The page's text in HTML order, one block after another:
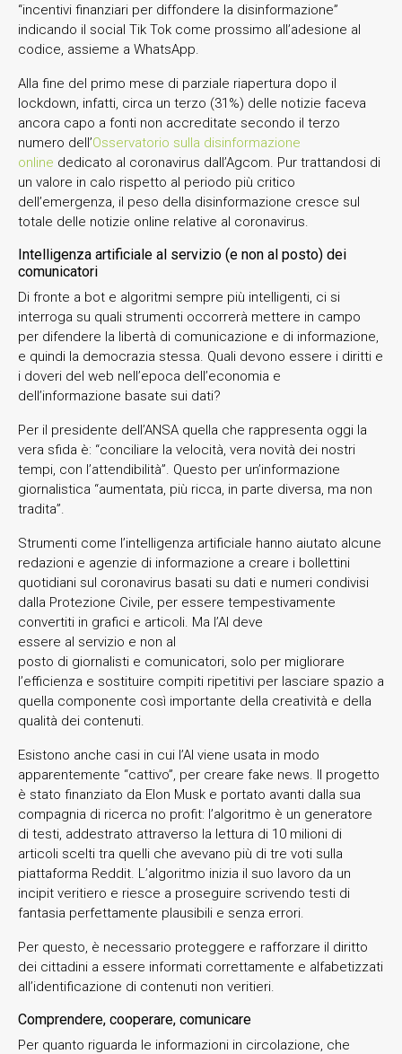
“incentivi finanziari per diffondere la disinformazione”
indicando il social Tik Tok come prossimo all’adesione al
codice, assieme a WhatsApp.
Alla fine del primo mese di parziale riapertura dopo il
lockdown, infatti, circa un terzo (31%) delle notizie faceva
ancora capo a fonti non accreditate secondo il terzo
numero dell’Osservatorio sulla disinformazione
online dedicato al coronavirus dall’Agcom. Pur trattandosi di
un valore in calo rispetto al periodo più critico
dell’emergenza, il peso della disinformazione cresce sul
totale delle notizie online relative al coronavirus.
Intelligenza artificiale al servizio (e non al posto) dei
comunicatori
Di fronte a bot e algoritmi sempre più intelligenti, ci si
interroga su quali strumenti occorrerà mettere in campo
per difendere la libertà di comunicazione e di informazione,
e quindi la democrazia stessa. Quali devono essere i diritti e
i doveri del web nell’epoca dell’economia e
dell’informazione basate sui dati?
Per il presidente dell’ANSA quella che rappresenta oggi la
vera sfida è: “conciliare la velocità, vera novità dei nostri
tempi, con l’attendibilità”. Questo per un’informazione
giornalistica “aumentata, più ricca, in parte diversa, ma non
tradita”.
Strumenti come l’intelligenza artificiale hanno aiutato alcune
redazioni e agenzie di informazione a creare i bollettini
quotidiani sul coronavirus basati su dati e numeri condivisi
dalla Protezione Civile, per essere tempestivamente
convertiti in grafici e articoli. Ma l’AI deve
essere al servizio e non al
posto di giornalisti e comunicatori, solo per migliorare
l’efficienza e sostituire compiti ripetitivi per lasciare spazio a
quella componente così importante della creatività e della
qualità dei contenuti.
Esistono anche casi in cui l’AI viene usata in modo
apparentemente “cattivo”, per creare fake news. Il progetto
è stato finanziato da Elon Musk e portato avanti dalla sua
compagnia di ricerca no profit: l’algoritmo è un generatore
di testi, addestrato attraverso la lettura di 10 milioni di
articoli scelti tra quelli che avevano più di tre voti sulla
piattaforma Reddit. L’algoritmo inizia il suo lavoro da un
incipit veritiero e riesce a proseguire scrivendo testi di
fantasia perfettamente plausibili e senza errori.
Per questo, è necessario proteggere e rafforzare il diritto
dei cittadini a essere informati correttamente e alfabetizzati
all’identificazione di contenuti non veritieri.
Comprendere, cooperare, comunicare
Per quanto riguarda le informazioni in circolazione, che